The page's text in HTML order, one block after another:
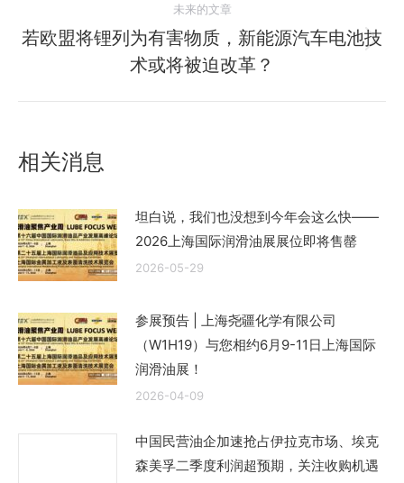
章：
未来的文章
未
来
的
若欧盟将锂列为有害物质，新能源汽车电池技
术或将被迫改革？
相关消息
坦白说，我们也没想到今年会这么快——
2026上海国际润滑油展展位即将售罄
2026-05-29
参展预告 | 上海尧疆化学有限公司
（W1H19）与您相约6月9-11日上海国际
润滑油展！
2026-04-09
中国民营油企加速抢占伊拉克市场、埃克
森美孚二季度利润超预期，关注收购机遇